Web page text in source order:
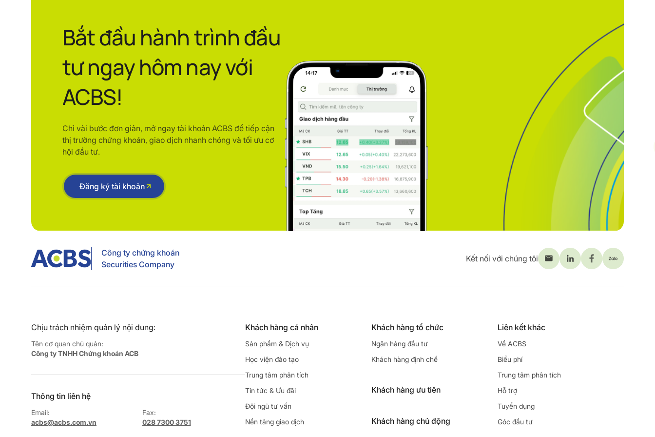
Bắt đầu hành trình đầu
tư ngay hôm nay với
ACBS!
Chỉ vài bước đơn giản, mở ngay tài khoản ACBS để tiếp cận
thị trường chứng khoán, giao dịch nhanh chóng và tối ưu cơ
hội đầu tư.
Đăng ký tài khoản
Công ty chứng khoán
Securities Company
Kết nối với chúng tôi
Chịu trách nhiệm quản lý nội dung:
Tên cơ quan chủ quản:
Công ty TNHH Chứng khoán ACB
Thông tin liên hệ
Email:
acbs@acbs.com.vn
Fax:
028 7300 3751
Khách hàng cá nhân
Sản phẩm & Dịch vụ
Học viện đào tạo
Trung tâm phân tích
Tin tức & Ưu đãi
Đội ngũ tư vấn
Nền tảng giao dịch
Khách hàng tổ chức
Ngân hàng đầu tư
Khách hàng định chế
Khách hàng ưu tiên
Khách hàng chủ động
Liên kết khác
Về ACBS
Biểu phí
Trung tâm phân tích
Hỗ trợ
Tuyển dụng
Góc đầu tư